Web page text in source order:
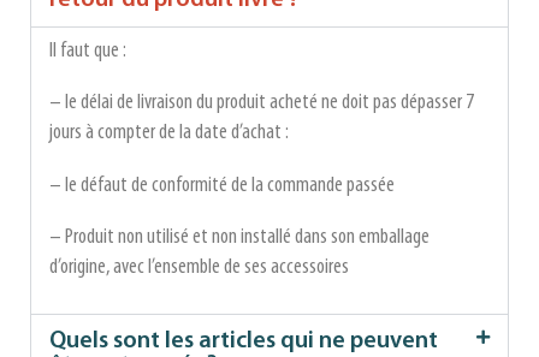
Il faut que :
– le délai de livraison du produit acheté ne doit pas dépasser 7
jours à compter de la date d’achat :
– le défaut de conformité de la commande passée
– Produit non utilisé et non installé dans son emballage
d’origine, avec l’ensemble de ses accessoires
Quels sont les articles qui ne peuvent